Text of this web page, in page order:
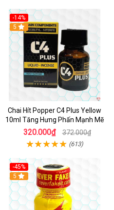
-14%
5
Chai Hít Popper C4 Plus Yellow
10ml Tăng Hưng Phấn Mạnh Mẽ
320.000₫ 372.000₫
(613)
-45%
5